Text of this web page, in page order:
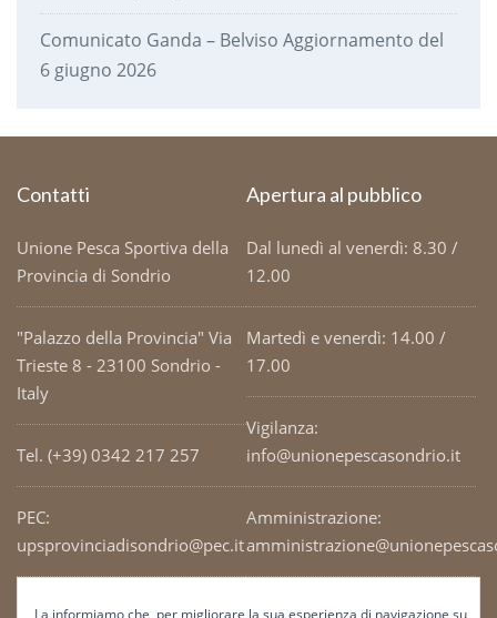
Comunicato Ganda – Belviso Aggiornamento del
6 giugno 2026
Contatti
Unione Pesca Sportiva della
Provincia di Sondrio
"Palazzo della Provincia" Via
Trieste 8 - 23100 Sondrio -
Italy
Tel. (+39) 0342 217 257
PEC:
upsprovinciadisondrio@pec.it
Codice Fiscale: 93003690141
Apertura al pubblico
Dal lunedì al venerdì: 8.30 /
12.00
Martedì e venerdì: 14.00 /
17.00
Vigilanza:
info@unionepescasondrio.it
Amministrazione:
Ufficio tecnico:
La informiamo che, per migliorare la sua esperienza di navigazione su